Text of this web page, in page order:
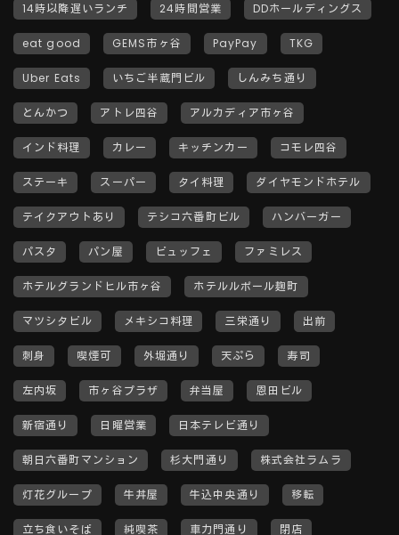
14時以降遅いランチ 24時間営業 DDホールディングス
eat good GEMS市ヶ谷 PayPay TKG
Uber Eats いちご半蔵門ビル しんみち通り
とんかつ アトレ四谷 アルカディア市ヶ谷
インド料理 カレー キッチンカー コモレ四谷
ステーキ スーパー タイ料理 ダイヤモンドホテル
テイクアウトあり テシコ六番町ビル ハンバーガー
パスタ パン屋 ビュッフェ ファミレス
ホテルグランドヒル市ヶ谷 ホテルルポール麹町
マツシタビル メキシコ料理 三栄通り 出前
刺身 喫煙可 外堀通り 天ぷら 寿司
左内坂 市ヶ谷プラザ 弁当屋 恩田ビル
新宿通り 日曜営業 日本テレビ通り
朝日六番町マンション 杉大門通り 株式会社ラムラ
灯花グループ 牛丼屋 牛込中央通り 移転
立ち食いそば 純喫茶 車力門通り 閉店